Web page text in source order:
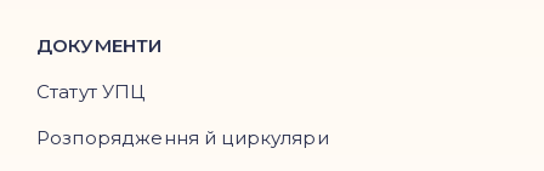
ДОКУМЕНТИ
Статут УПЦ
Розпорядження й циркуляри